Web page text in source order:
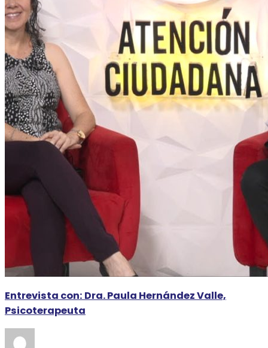
Entrevista con: Dra. Paula Hernández Valle,
Psicoterapeuta